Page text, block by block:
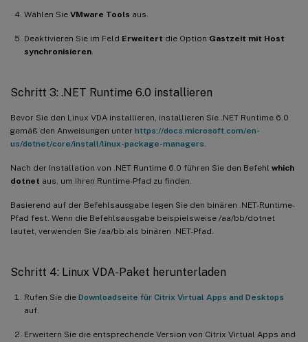
Wählen Sie VMware Tools aus.
Deaktivieren Sie im Feld Erweitert die Option Gastzeit mit Host
synchronisieren
Schritt 3: .NET Runtime 6.0 installieren
Bevor Sie den Linux VDA installieren, installieren Sie .NET Runtime 6.0
gemäß den Anweisungen unter https://docs.microsoft.com/en-
us/dotnet/core/install/linux-package-managers
Nach der Installation von .NET Runtime 6.0 führen Sie den Befehl which
dotnet aus, um Ihren Runtime-Pfad zu finden.
Basierend auf der Befehlsausgabe legen Sie den binären .NET-Runtime-
Pfad fest. Wenn die Befehlsausgabe beispielsweise /aa/bb/dotnet
lautet, verwenden Sie /aa/bb als binären .NET-Pfad.
Schritt 4: Linux VDA-Paket herunterladen
Rufen Sie die Downloadseite für Citrix Virtual Apps and Desktops
auf.
Erweitern Sie die entsprechende Version von Citrix Virtual Apps and